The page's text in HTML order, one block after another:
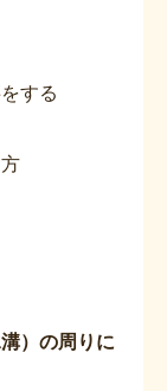
する
）の周りに